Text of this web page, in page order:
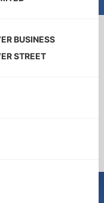
BUSINESS
STREET